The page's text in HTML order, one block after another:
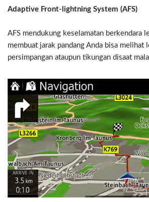
Adaptive Front-lightning System (AFS)
AFS mendukung keselamatan berkendara
membuat jarak pandang Anda bisa melihat
persimpangan ataupun tikungan disaat